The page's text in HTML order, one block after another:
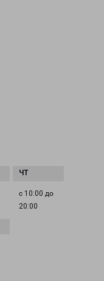
с 10:00 до
20:00